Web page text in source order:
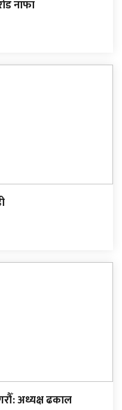
नाफा
अध्यक्ष ढकाल